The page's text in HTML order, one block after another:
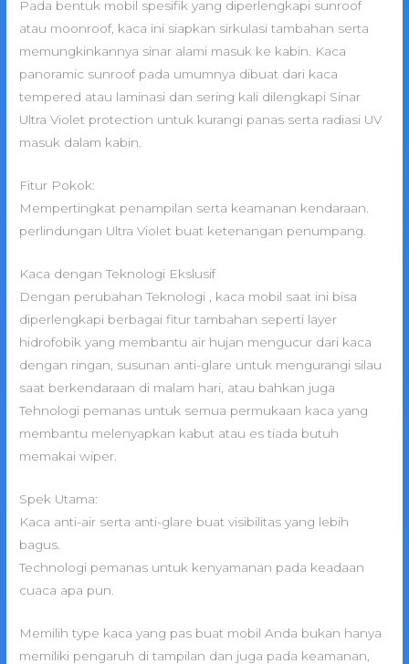
Pada bentuk mobil spesifik yang diperlengkapi sunroof
atau moonroof, kaca ini siapkan sirkulasi tambahan serta
memungkinkannya sinar alami masuk ke kabin. Kaca
panoramic sunroof pada umumnya dibuat dari kaca
tempered atau laminasi dan sering kali dilengkapi Sinar
Ultra Violet protection untuk kurangi panas serta radiasi UV
masuk dalam kabin.
Fitur Pokok:
Mempertingkat penampilan serta keamanan kendaraan.
perlindungan Ultra Violet buat ketenangan penumpang.
Kaca dengan Teknologi Ekslusif
Dengan perubahan Teknologi , kaca mobil saat ini bisa
diperlengkapi berbagai fitur tambahan seperti layer
hidrofobik yang membantu air hujan mengucur dari kaca
dengan ringan, susunan anti-glare untuk mengurangi silau
saat berkendaraan di malam hari, atau bahkan juga
Tehnologi pemanas untuk semua permukaan kaca yang
membantu melenyapkan kabut atau es tiada butuh
memakai wiper.
Spek Utama:
Kaca anti-air serta anti-glare buat visibilitas yang lebih
bagus.
Technologi pemanas untuk kenyamanan pada keadaan
cuaca apa pun.
Memilih type kaca yang pas buat mobil Anda bukan hanya
memiliki pengaruh di tampilan dan juga pada keamanan,